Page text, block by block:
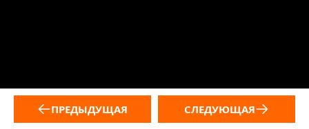
ПРЕДЫДУЩАЯ СЛЕДУЮЩАЯ